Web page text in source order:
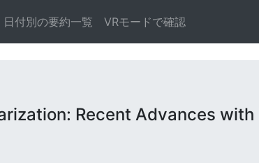
日付別の要約一覧 VRモードで確認
Recent Advances